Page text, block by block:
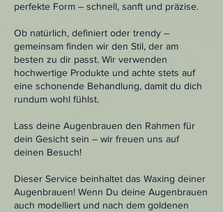
perfekte Form – schnell, sanft und präzise.
Ob natürlich, definiert oder trendy –
gemeinsam finden wir den Stil, der am
besten zu dir passt. Wir verwenden
hochwertige Produkte und achte stets auf
eine schonende Behandlung, damit du dich
rundum wohl fühlst.
Lass deine Augenbrauen den Rahmen für
dein Gesicht sein – wir freuen uns auf
deinen Besuch!
Dieser Service beinhaltet das Waxing deiner
Augenbrauen! Wenn Du deine Augenbrauen
auch modelliert und nach dem goldenen